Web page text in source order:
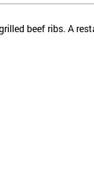
beef ribs. A